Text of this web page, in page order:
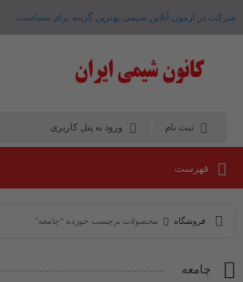
شرکت در آزمون آنلاین شیمی بهترین گزینه برای شماست .
ثبت نام ورود به پنل کاربری
فهرست
فروشگاه محصولات برچسب خورده “چامعه”
چامعه